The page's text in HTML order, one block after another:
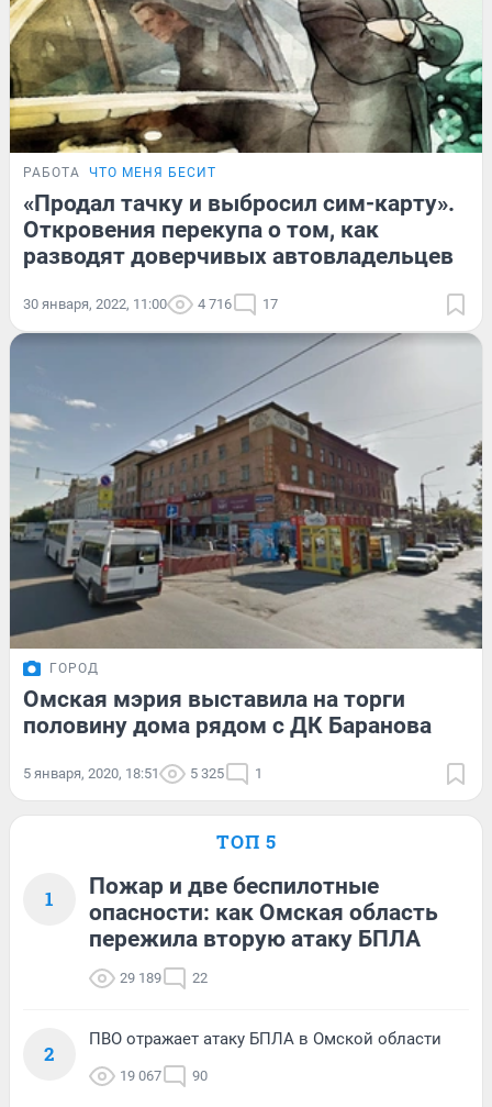
РАБОТА ЧТО МЕНЯ БЕСИТ
«Продал тачку и выбросил сим-карту».
Откровения перекупа о том, как
разводят доверчивых автовладельцев
30 января, 2022, 11:00 4 716 17
ГОРОД
Омская мэрия выставила на торги
половину дома рядом с ДК Баранова
5 января, 2020, 18:51 5 325 1
ТОП 5
1
Пожар и две беспилотные
опасности: как Омская область
пережила вторую атаку БПЛА
29 189 22
2
ПВО отражает атаку БПЛА в Омской области
19 067 90